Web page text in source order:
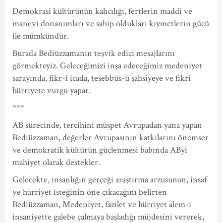
Demokrasi kültürünün kalıcılığı, fertlerin maddi ve
manevi donanımları ve sahip oldukları kıymetlerin gücü
ile mümkündür.
Burada Bediüzzamanın teşvik edici mesajlarını
görmekteyiz. Geleceğimizi inşa edeceğimiz medeniyet
sarayında, fikr-i icada, teşebbüs-ü şahsiyeye ve fikri
hürriyete vurgu yapar.
***
AB sürecinde, tercihini müspet Avrupadan yana yapan
Bediüzzaman, değerler Avrupasının katkılarını önemser
ve demokratik kültürün güçlenmesi babında AByi
mahiyet olarak destekler.
Gelecekte, insanlığın gerçeği araştırma arzusunun, insaf
ve hürriyet isteğinin öne çıkacağını belirten
Bediüzzaman, Medeniyet, fazilet ve hürriyet alem-i
insaniyette galebe çalmaya başladığı müjdesini vererek,